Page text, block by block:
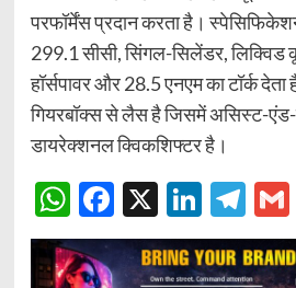
परफॉर्मेंस प्रदान करता है।
299.1 सीसी, सिंगल-सिलेंडर,
हॉर्सपावर और 28.5 एनएम का टॉर्क
गियरबॉक्स से लैस है जिसमें असिस्ट-
डायरेक्शनल क्विकशिफ्टर है।
WhatsApp
Facebook
X